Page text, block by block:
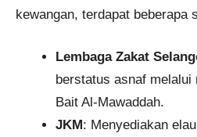
kewangan, terdapat beberapa
Lembaga Zakat
berstatus asnaf melalui
Bait Al-Mawaddah.
JKM : Menyediakan